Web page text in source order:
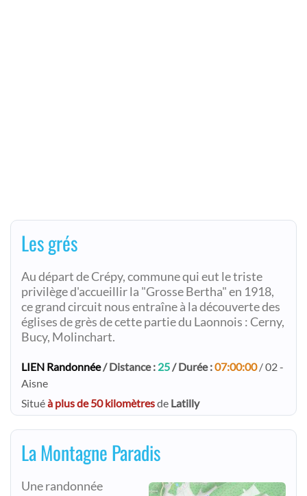
Les grés
Au départ de Crépy, commune qui eut le triste
privilège d'accueillir la "Grosse Bertha" en 1918,
ce grand circuit nous entraîne à la découverte des
églises de grès de cette partie du Laonnois : Cerny,
Bucy, Molinchart.
LIEN Randonnée/ Distance : 25/ Durée :07:00:00/ 02 -
Aisne
Situéà plus de 50 kilomètresde Latilly
La Montagne Paradis
Une randonnée